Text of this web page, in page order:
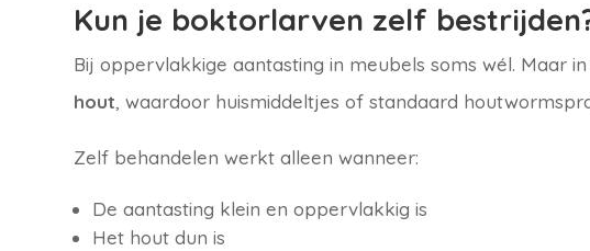
Kun je boktorlarven zelf
Bij oppervlakkige aantasting in meubels soms wél. Maar
hout, waardoor huismiddeltjes of standaard
Zelf behandelen werkt alleen wanneer:
De aantasting klein en oppervlakkig is
Het hout dun is